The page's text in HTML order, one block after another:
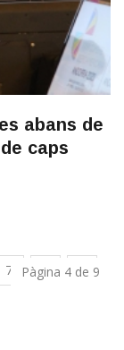
abans de
caps
7 8 9
Pàgina 4 de 9